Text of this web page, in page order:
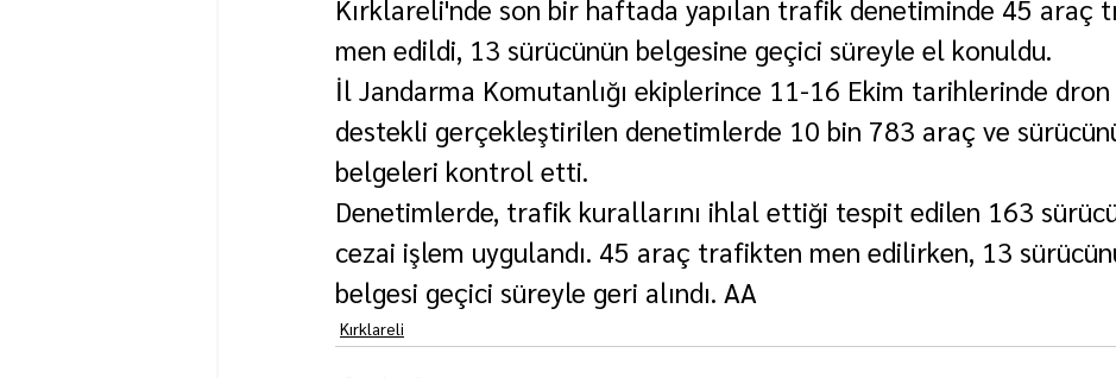
Kırklareli'nde son bir haftada yapılan trafik denetiminde 45 araç
men edildi, 13 sürücünün belgesine geçici süreyle el konuldu.
İl Jandarma Komutanlığı ekiplerince 11-16 Ekim tarihlerinde dron
destekli gerçekleştirilen denetimlerde 10 bin 783 araç ve
belgeleri kontrol etti.
Denetimlerde, trafik kurallarını ihlal ettiği tespit edilen 163
cezai işlem uygulandı. 45 araç trafikten men edilirken, 13
belgesi geçici süreyle geri alındı. AA
Kırklareli